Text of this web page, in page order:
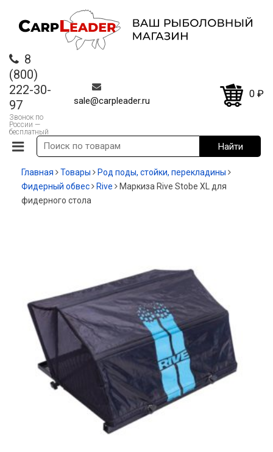
8
(800)
222-30-
97
Звонок по
России —
бесплатный
sale@carpleader.ru
0 ₽
Главная Товары
Род поды, стойки, перекладины
Фидерный обвес
Rive
Маркиза Rive Stobe XL для
фидерного стола